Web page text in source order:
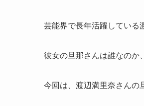
芸能界で長年活躍している
彼女の旦那さんは誰なのか
今回は、渡辺満里奈さんの